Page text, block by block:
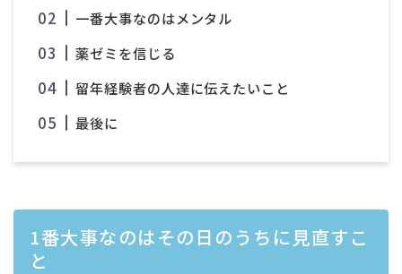
一番大事なのはメンタル
薬ゼミを信じる
留年経験者の人達に伝えたいこと
最後に
1番大事なのはその日のうちに見直すこ
と